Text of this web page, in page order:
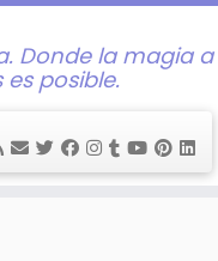
Donde la magia a
posible.